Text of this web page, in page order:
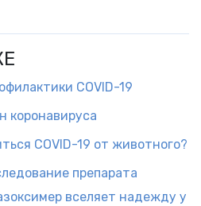
COVID-19
коронавируса
COVID-19 от животного?
препарата
вселяет надежду у